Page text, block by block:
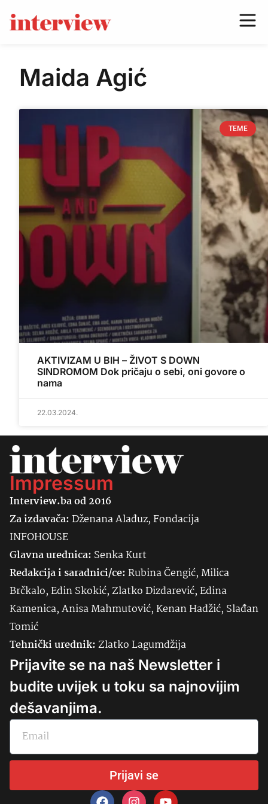
Maida Agić
TEME
AKTIVIZAM U BIH – ŽIVOT S DOWN
SINDROMOM Dok pričaju o sebi, oni govore o
nama
22.03.2024.
Impressum
Interview.ba od 2016
Za izdavača:Dženana Alađuz, Fondacija
INFOHOUSE
Glavna urednica: SenkaKurt
Redakcija i saradnici/ce:Rubina Čengić, Milica
Brčkalo, Edin Skokić, Zlatko Dizdarević, Edina
Kamenica, Anisa Mahmutović, Kenan Hadžić, Slađan
Tomić
Tehnički urednik:Zlatko Lagumdžija
Prijavite se na naš Newsletter i
budite uvijek u toku sa najnovijim
dešavanjima.
Prijavi se